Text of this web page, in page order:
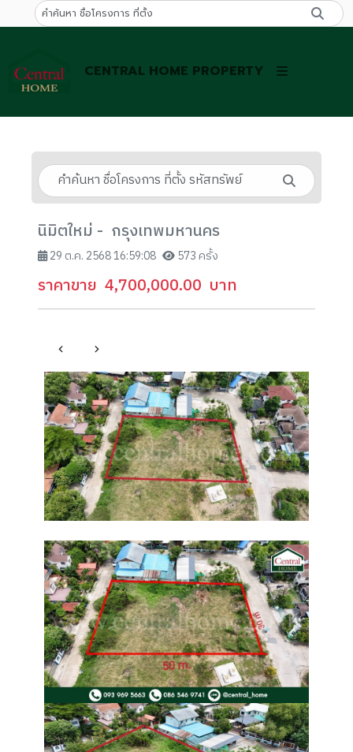
CENTRAL HOME PROPERTY
นิมิตใหม่ - กรุงเทพมหานคร
29 ต.ค. 2568 16:59:08 573 ครั้ง
ราคาขาย 4,700,000.00 บาท